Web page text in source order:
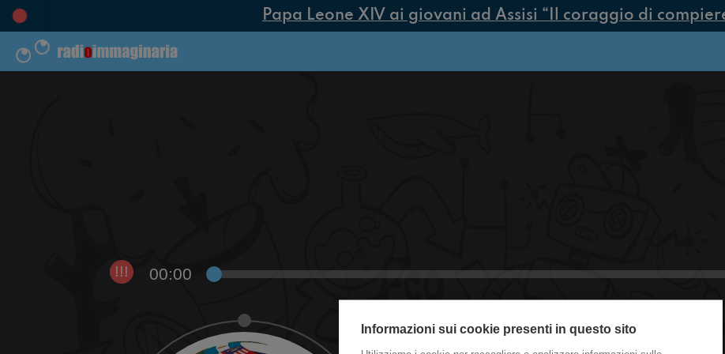
Papa Leone XIV ai giovani ad Assisi “Il coraggio di
!!! 00:00
Informazioni sui cookie presenti in questo sito